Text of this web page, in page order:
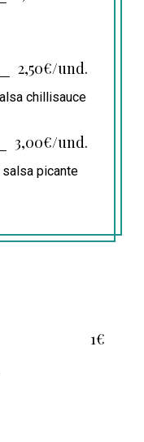
2,50€/und.
chillisauce
3,00€/und.
salsa picante
1€